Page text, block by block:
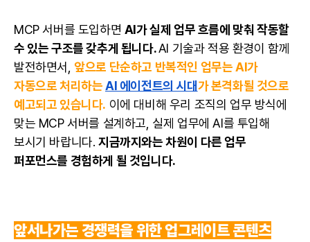
MCP 서버를 도입하면 AI가 실제 업무 흐름에 맞춰 작동할
수 있는 구조를 갖추게 됩니다.AI 기술과 적용 환경이 함께
발전하면서,앞으로 단순하고 반복적인 업무는 AI가
자동으로 처리하는AI 에이전트의 시대가 본격화될 것으로
예고되고 있습니다. 이에 대비해 우리 조직의 업무 방식에
맞는 MCP 서버를 설계하고, 실제 업무에 AI를 투입해
보시기 바랍니다. 지금까지와는 차원이 다른 업무
퍼포먼스를 경험하게 될 것입니다.
앞서나가는 경쟁력을 위한 업그레이트 콘텐츠